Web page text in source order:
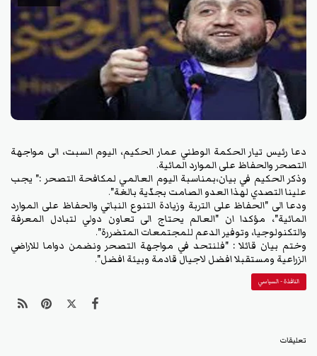
دعا رئيس تيار الحكمة الوطني عمار الحكيم، اليوم السبت، الى مواجهة
التصحر والحفاظ على الموارد المائية.
وذكر الحكيم في بيان،بمناسبة اليوم العالمي لمكافحة التصحر :" يجب
علينا التصدي لهذا العدو الصامت بجدّية بالغة".
ودعا الى "الحفاظ على التربة وزيادة التنوع النباتي والحفاظ على الموارد
المائية"، مؤكدا ان "العالم يحتاج الى تعاون دولي لتبادل المعرفة
والتكنولوجيا، وتوفير الدعم للمجتمعات المتضررة".
وختم بيان قائلا : "فلنتحد في مواجهة التصحر ونضمن دواما للاراضي
الزراعية ومستقبلا افضل لاجيال قادمة وبيئة افضل".
النافذة - السياسي
تعليقات